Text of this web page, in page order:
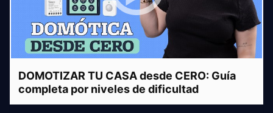
DOMOTIZAR TU CASA desde CERO: Guía
completa por niveles de dificultad